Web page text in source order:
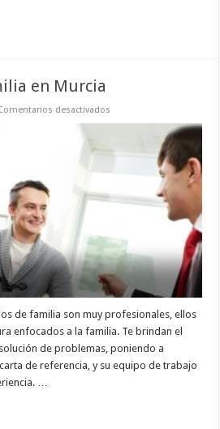
en Murcia
desactivados
de familia son muy profesionales, ellos
enfocados a la familia. Te brindan el
de problemas, poniendo a
de referencia, y su equipo de trabajo
…